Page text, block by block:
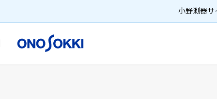
小野測器サ